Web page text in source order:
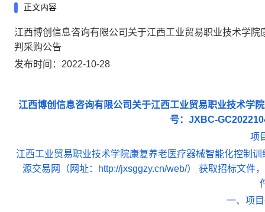
正文内容
江西博创信息咨询有限公司关于江西工业贸易职业技术学
判采购公告
发布时间：2022-10-28
江西博创信息咨询有限公司关于江西工业贸易职业技术学
号：JXBC-
项
江西工业贸易职业技术学院康复养老医疗器械智能化控制
源交易网（网址：http://jxsggzy.cn/web/） 获取招标文件
一、项